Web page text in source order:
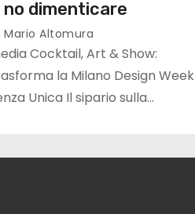
dimenticare
Mario Altomura
Cocktail, Art & Show:
la Milano Design Week
Unica Il sipario sulla…